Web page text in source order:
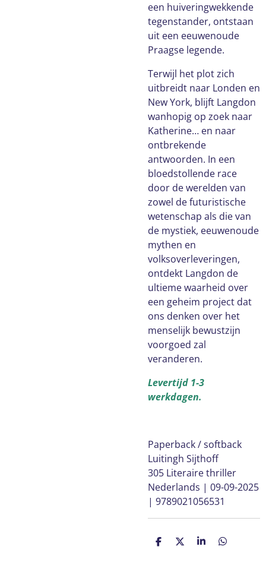
een huiveringwekkende
tegenstander, ontstaan
uit een eeuwenoude
Praagse legende.
Terwijl het plot zich
uitbreidt naar Londen en
New York, blijft Langdon
wanhopig op zoek naar
Katherine… en naar
ontbrekende
antwoorden. In een
bloedstollende race
door de werelden van
zowel de futuristische
wetenschap als die van
de mystiek, eeuwenoude
mythen en
volksoverleveringen,
ontdekt Langdon de
ultieme waarheid over
een geheim project dat
ons denken over het
menselijk bewustzijn
voorgoed zal
veranderen.
Levertijd 1-3
werkdagen.
Paperback / softback
Luitingh Sijthoff
305 Literaire thriller
Nederlands | 09-09-2025
| 9789021056531
D
D
S
D